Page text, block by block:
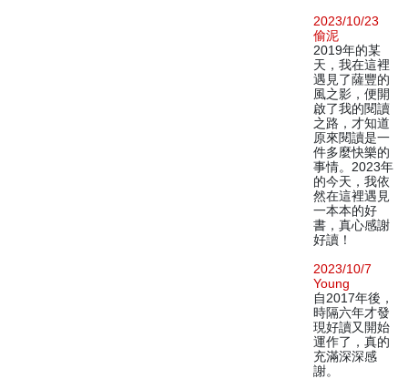
2023/10/23
偷泥
2019年的某
天，我在這裡
遇見了薩豐的
風之影，便開
啟了我的閱讀
之路，才知道
原來閱讀是一
件多麼快樂的
事情。2023年
的今天，我依
然在這裡遇見
一本本的好
書，真心感謝
好讀！
2023/10/7
Young
自2017年後，
時隔六年才發
現好讀又開始
運作了，真的
充滿深深感
謝。